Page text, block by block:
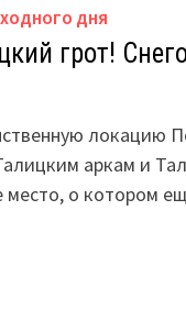
ДНЯ
грот!
локацию
аркам и
о котором